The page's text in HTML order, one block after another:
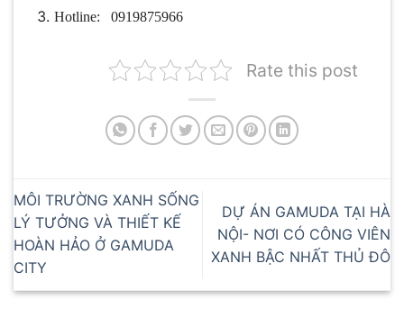
Hotline: 0919875966
Rate this post
MÔI TRƯỜNG XANH SỐNG
LÝ TƯỞNG VÀ THIẾT KẾ
HOÀN HẢO Ở GAMUDA
CITY
DỰ ÁN GAMUDA TẠI HÀ
NỘI- NƠI CÓ CÔNG VIÊN
XANH BẬC NHẤT THỦ ĐÔ